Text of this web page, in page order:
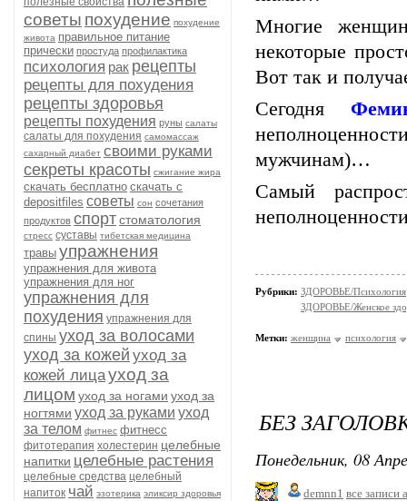
советы похудение похудение
живота правильное питание
прически простуда профилактика
психология рак рецепты
рецепты для похудения
рецепты здоровья
рецепты похудения руны салаты
салаты для похудения самомассаж
сахарный диабет своими руками
секреты красоты сжигание жира
скачать бесплатно скачать с
depositfiles советы сон сочетания
продуктов спортстоматология
стресс суставы тибетская медицина
травы упражнения
упражнения для живота
упражнения для ног
упражнения для
похудения упражнения для
спины уход за волосами
уход за кожей уход за
кожей лицауход за
лицом уход за ногами уход за
ногтями уход за руками уход
за телом фитнес фитнесс
фитотерапия холестерин целебные
напитки целебные растения
целебные средства целебный
напиток чай эзотерика эликсир здоровья
Многие
некоторые
Вот так и
Сегодня
мужчинам)…
Самый
Рубрики: ЗДОРОВЬЕ/Психология
ЗДОРОВЬЕ/Женское
Метки: женщина психология
БЕЗ
Понедельник, 08
demnn1 все записи